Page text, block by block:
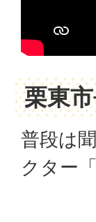
栗東
普段は
クター